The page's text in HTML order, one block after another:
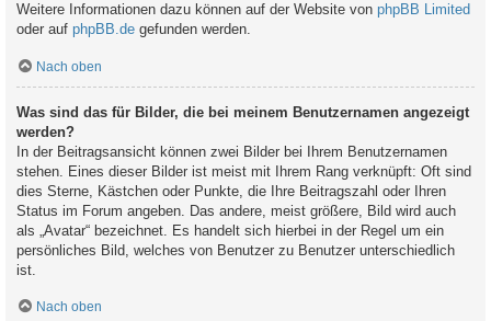
Weitere Informationen dazu können auf der Website von phpBB Limited
oder auf phpBB.de gefunden werden.
Nach oben
Was sind das für Bilder, die bei meinem Benutzernamen angezeigt
werden?
In der Beitragsansicht können zwei Bilder bei Ihrem Benutzernamen
stehen. Eines dieser Bilder ist meist mit Ihrem Rang verknüpft: Oft sind
dies Sterne, Kästchen oder Punkte, die Ihre Beitragszahl oder Ihren
Status im Forum angeben. Das andere, meist größere, Bild wird auch
als „Avatar“ bezeichnet. Es handelt sich hierbei in der Regel um ein
persönliches Bild, welches von Benutzer zu Benutzer unterschiedlich
ist.
Nach oben